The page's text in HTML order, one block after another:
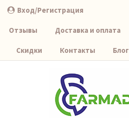
Вход/Регистрация
Отзывы Доставка и оплата
Скидки Контакты Блог